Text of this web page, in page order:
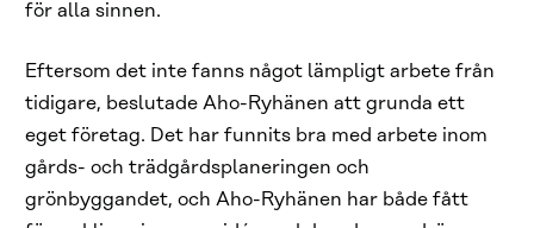
för alla sinnen.
Eftersom det inte fanns något lämpligt arbete från
tidigare, beslutade Aho-Ryhänen att grunda ett
eget företag. Det har funnits bra med arbete inom
gårds- och trädgårdsplaneringen och
grönbyggandet, och Aho-Ryhänen har både fått